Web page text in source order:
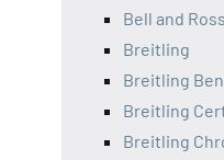
Bell and Ross
Breitling
Breitling
Breitling
Breitling